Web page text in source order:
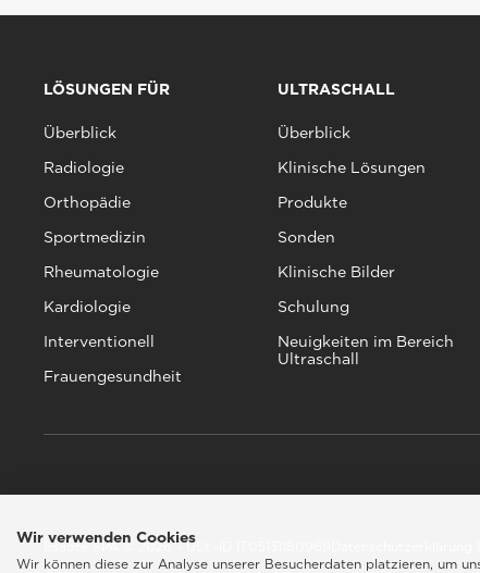
LÖSUNGEN FÜR
Überblick
Radiologie
Orthopädie
Sportmedizin
Rheumatologie
Kardiologie
Interventionell
Frauengesundheit
ULTRASCHALL
Überblick
Klinische Lösungen
Produkte
Sonden
Klinische Bilder
Schulung
Neuigkeiten im Bereich
Ultraschall
Esaote SPA © 2026 - USt.-ID IT05131180969
Wir verwenden Cookies
Wir können diese zur Analyse unserer Besucherdaten platzieren, um